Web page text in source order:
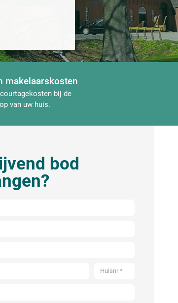
makelaarskosten
bij de
van uw huis.
bod